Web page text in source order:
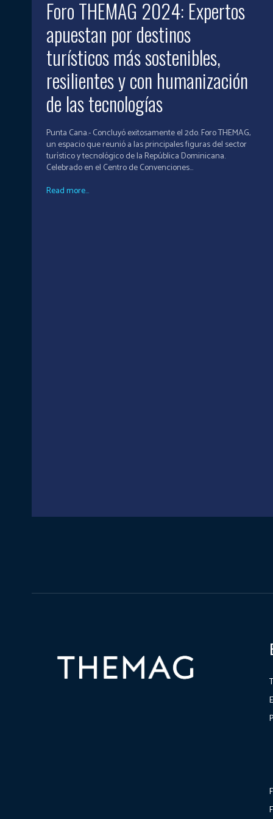
Foro THEMAG 2024: Expertos
apuestan por destinos
turísticos más sostenibles,
resilientes y con humanización
de las tecnologías
Punta Cana.- Concluyó exitosamente el 2do. Foro THEMAG,
un espacio que reunió a las principales figuras del sector
turístico y tecnológico de la República Dominicana.
Celebrado en el Centro de Convenciones...
Read more...